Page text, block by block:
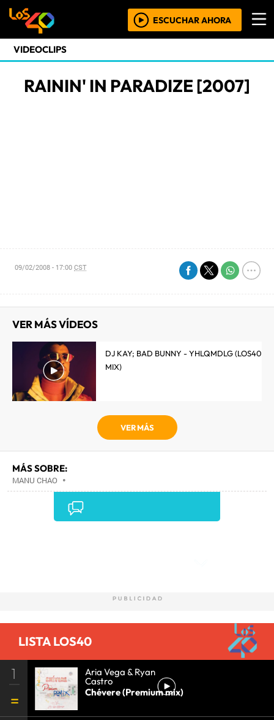
ESCUCHAR AHORA
VIDEOCLIPS
RAININ' IN PARADIZE [2007]
09/02/2008 - 17:00CST
VER MÁS VÍDEOS
DJ KAY; BAD BUNNY - YHLQMDLG (LOS40
MIX)
VER MÁS
MÁS SOBRE:
MANU CHAO •
LISTA LOS40
1 Aria Vega & Ryan
Castro
Chévere (Premium mix)